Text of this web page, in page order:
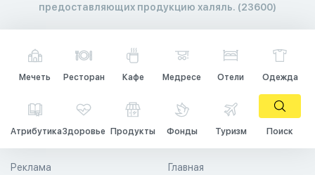
предоставляющих продукцию халяль. (23600)
Мечеть Ресторан Кафе Медресе Отели Одежда
АтрибутикаЗдоровье Продукты Фонды Туризм Поиск
Главная
Реклама